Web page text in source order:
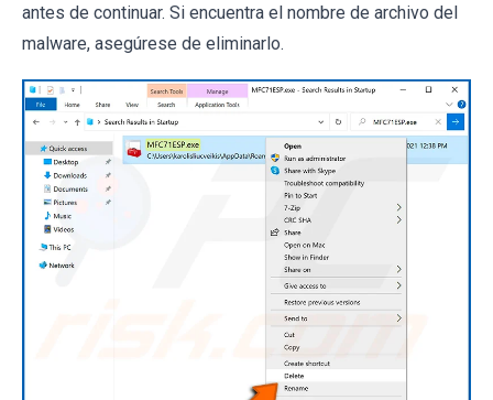
antes de continuar. Si encuentra el nombre de archivo del
malware, asegúrese de eliminarlo.